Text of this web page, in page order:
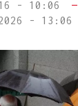
- 10:06
—
- 13:06